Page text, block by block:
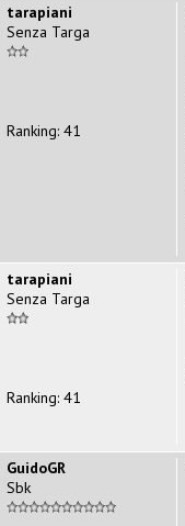
tarapiani
Senza Targa
Ranking: 41
tarapiani
Senza Targa
Ranking: 41
GuidoGR
Sbk